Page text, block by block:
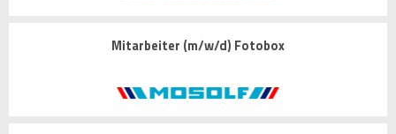
Mitarbeiter (m/w/d) Fotobox